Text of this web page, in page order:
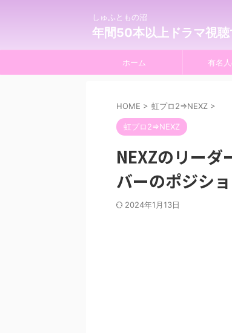
しゅふともの沼
年間50本以上ドラマ視
ホーム 有名
HOME > 虹プロ2⇒NEXZ >
虹プロ2⇒NEXZ
NEXZのリー
バーのポジシ
2024年1月13日